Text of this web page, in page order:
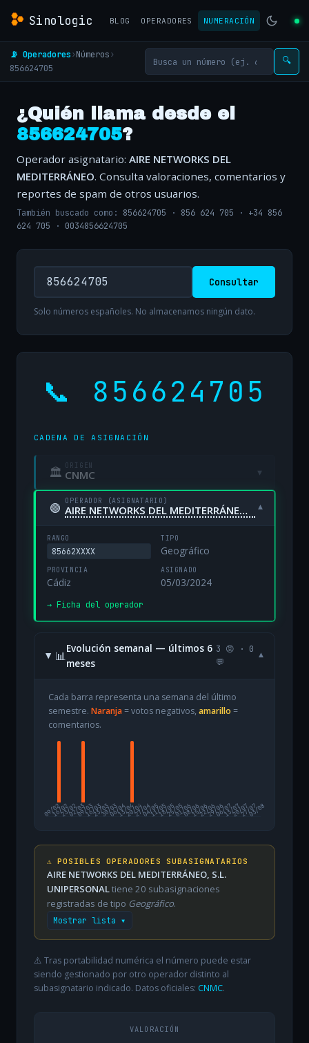
Sinologic BLOG OPERADORES NUMERACIÓN
📡 Operadores›Números›
856624705
🔍
¿Quién llama desde el
856624705?
Operador asignatario: AIRE NETWORKS DEL
MEDITERRÁNEO. Consulta valoraciones, comentarios y
reportes de spam de otros usuarios.
También buscado como: 856624705 · 856 624 705 · +34 856
624 705 · 0034856624705
Consultar
Solo números españoles. No almacenamos ningún dato.
📞 856624705
CADENA DE ASIGNACIÓN
🏛 ORIGEN
CNMC ▾
🟢 OPERADOR (ASIGNATARIO)
AIRE NETWORKS DEL MEDITERRÁNEO, S.L. UNIPERSONAL ▾
RANGO
85662XXXX
TIPO
Geográfico
PROVINCIA
Cádiz
ASIGNADO
05/03/2024
→ Ficha del operador
📊
Evolución semanal — últimos 6
meses
3 😡 · 0
💬
▾
Cada barra representa una semana del último
semestre. Naranja= votos negativos, amarillo =
comentarios.
09/02
16/0223/0202/0309/0316/0323/0330/0306/0413/0420/0427/0404/0511/0518/0525/0501/0608/0615/0622/0629/0606/0713/0720/0727/07
03/08
⚠️ POSIBLES OPERADORES SUBASIGNATARIOS
AIRE NETWORKS DEL MEDITERRÁNEO, S.L.
UNIPERSONALtiene 20 subasignaciones
registradas de tipo Geográfico.
Mostrar lista ▾
⚠️ Tras portabilidad numérica el número puede estar
siendo gestionado por otro operador distinto al
subasignatario indicado. Datos oficiales: CNMC.
VALORACIÓN